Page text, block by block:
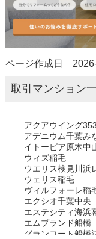
ページ作成日
取引マンション
アクアウイング353
アデニウム千葉み
イトーピア原木中
ウィズ稲毛
ウエリス検見川浜
ウェリス稲毛
ヴィルフォーレ稲
エクシオ千葉中央
エステシティ海浜
エムブランド船橋
グランコート船橋